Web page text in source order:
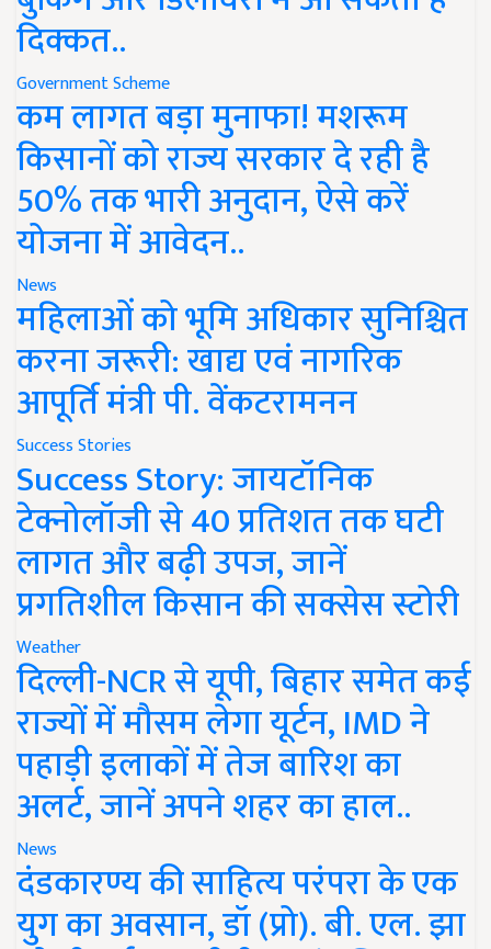
दिक्कत..
Government Scheme
कम लागत बड़ा मुनाफा! मशरूम
किसानों को राज्य सरकार दे रही है
50% तक भारी अनुदान, ऐसे करें
योजना में आवेदन..
News
महिलाओं को भूमि अधिकार सुनिश्चित
करना जरूरी: खाद्य एवं नागरिक
आपूर्ति मंत्री पी. वेंकटरामनन
Success Stories
Success Story: जायटॉनिक
टेक्नोलॉजी से 40 प्रतिशत तक घटी
लागत और बढ़ी उपज, जानें
प्रगतिशील किसान की सक्सेस स्टोरी
Weather
दिल्ली-NCR से यूपी, बिहार समेत कई
राज्यों में मौसम लेगा यूर्टन, IMD ने
पहाड़ी इलाकों में तेज बारिश का
अलर्ट, जानें अपने शहर का हाल..
News
दंडकारण्य की साहित्य परंपरा के एक
युग का अवसान, डॉ (प्रो). बी. एल. झा